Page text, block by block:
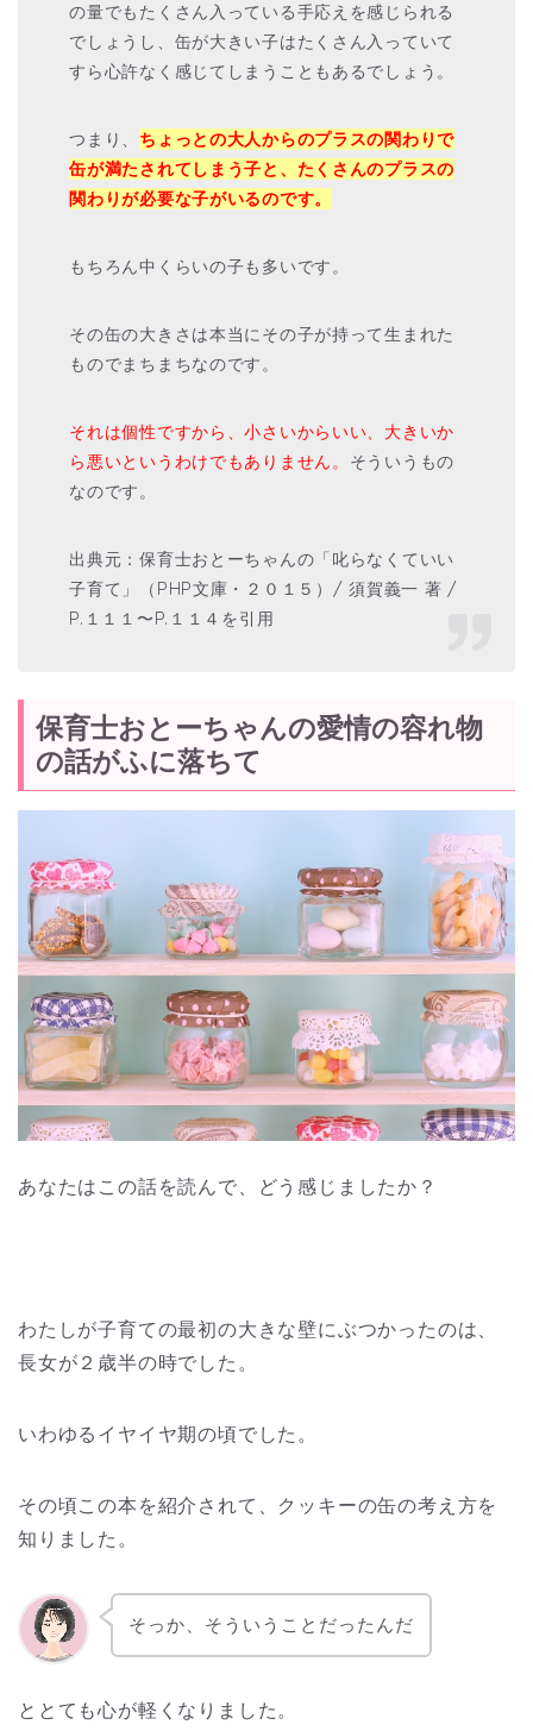
の量でもたくさん入っている手応えを感じられる
でしょうし、缶が大きい子はたくさん入っていて
すら心許なく感じてしまうこともあるでしょう。
つまり、 ちょっとの大人からのプラスの関わりで
缶が満たされてしまう子と、たくさんのプラスの
関わりが必要な子がいるのです。
もちろん中くらいの子も多いです。
その缶の大きさは本当にその子が持って生まれた
ものでまちまちなのです。
それは個性ですから、小さいからいい、大きいか
ら悪いというわけでもありません。 そういうもの
なのです。
出典元：保育士おとーちゃんの「叱らなくていい
子育て」（PHP文庫・２０１５）/ 須賀義一 著 /
P.１１１〜P.１１４を引用
保育士おとーちゃんの愛情の容れ物
の話がふに落ちて
あなたはこの話を読んで、どう感じましたか？
わたしが子育ての最初の大きな壁にぶつかったのは、
長女が２歳半の時でした。
いわゆるイヤイヤ期の頃でした。
その頃この本を紹介されて、クッキーの缶の考え方を
知りました。
そっか、そういうことだったんだ
ととても心が軽くなりました。